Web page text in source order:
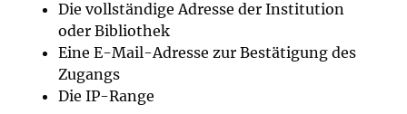
Die vollständige Adresse der Institution
oder Bibliothek
Eine E-Mail-Adresse zur Bestätigung des
Zugangs
Die IP-Range